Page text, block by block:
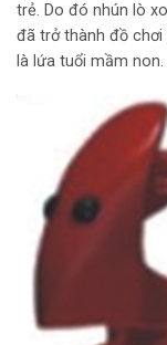
trẻ. Do đó nhún lò
đã trở thành đồ chơi
là lứa tuổi mầm non.